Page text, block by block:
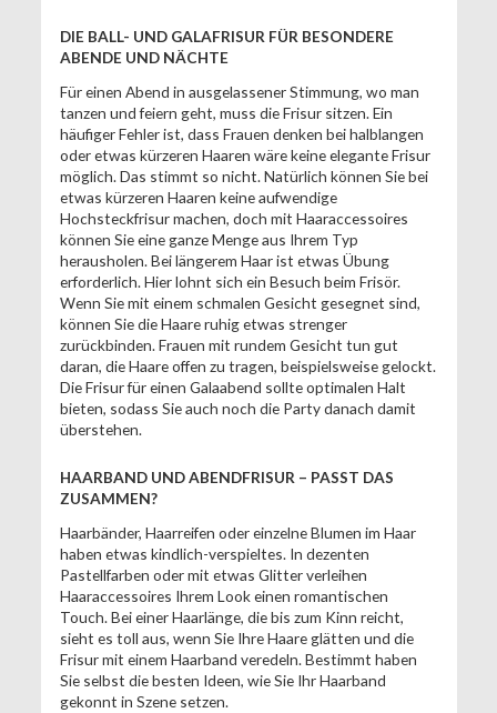
DIE BALL- UND GALAFRISUR FÜR BESONDERE
ABENDE UND NÄCHTE
Für einen Abend in ausgelassener Stimmung, wo man
tanzen und feiern geht, muss die Frisur sitzen. Ein
häufiger Fehler ist, dass Frauen denken bei halblangen
oder etwas kürzeren Haaren wäre keine elegante Frisur
möglich. Das stimmt so nicht. Natürlich können Sie bei
etwas kürzeren Haaren keine aufwendige
Hochsteckfrisur machen, doch mit Haaraccessoires
können Sie eine ganze Menge aus Ihrem Typ
herausholen. Bei längerem Haar ist etwas Übung
erforderlich. Hier lohnt sich ein Besuch beim Frisör.
Wenn Sie mit einem schmalen Gesicht gesegnet sind,
können Sie die Haare ruhig etwas strenger
zurückbinden. Frauen mit rundem Gesicht tun gut
daran, die Haare offen zu tragen, beispielsweise gelockt.
Die Frisur für einen Galaabend sollte optimalen Halt
bieten, sodass Sie auch noch die Party danach damit
überstehen.
HAARBAND UND ABENDFRISUR – PASST DAS
ZUSAMMEN?
Haarbänder, Haarreifen oder einzelne Blumen im Haar
haben etwas kindlich-verspieltes. In dezenten
Pastellfarben oder mit etwas Glitter verleihen
Haaraccessoires Ihrem Look einen romantischen
Touch. Bei einer Haarlänge, die bis zum Kinn reicht,
sieht es toll aus, wenn Sie Ihre Haare glätten und die
Frisur mit einem Haarband veredeln. Bestimmt haben
Sie selbst die besten Ideen, wie Sie Ihr Haarband
gekonnt in Szene setzen.